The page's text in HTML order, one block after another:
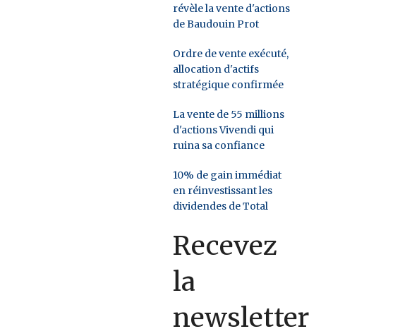
révèle la vente d'actions
de Baudouin Prot
Ordre de vente exécuté,
allocation d'actifs
stratégique confirmée
La vente de 55 millions
d'actions Vivendi qui
ruina sa confiance
10% de gain immédiat
en réinvestissant les
dividendes de Total
Recevez
la
newsletter